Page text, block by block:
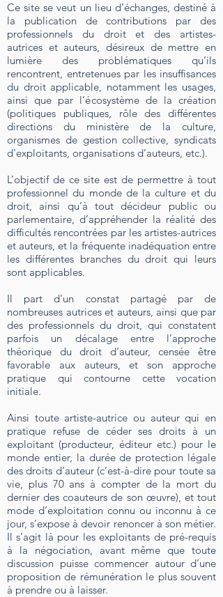
Ce site se veut un lieu d’échanges, destiné à
la publication de contributions par des
professionnels du droit et des artistes-
autrices et auteurs, désireux de mettre en
lumière des problématiques qu’ils
rencontrent, entretenues par les insuffisances
du droit applicable, notamment les usages,
ainsi que par l’écosystème de la création
(politiques publiques, rôle des différentes
directions du ministère de la culture,
organismes de gestion collective, syndicats
d'exploitants, organisations d’auteurs, etc.).
L’objectif de ce site est de permettre à tout
professionnel du monde de la culture et du
droit, ainsi qu’à tout décideur public ou
parlementaire, d’appréhender la réalité des
difficultés rencontrées par les artistes-autrices
et auteurs, et la fréquente inadéquation entre
les différentes branches du droit qui leurs
sont applicables.
Il part d'un constat partagé par de
nombreuses autrices et auteurs, ainsi que par
des professionnels du droit, qui constatent
parfois un décalage entre l’approche
théorique du droit d’auteur, censée être
favorable aux auteurs, et son approche
pratique qui contourne cette vocation
initiale.
Ainsi toute artiste-autrice ou auteur qui en
pratique refuse de céder ses droits à un
exploitant (producteur, éditeur etc.) pour le
monde entier, la durée de protection légale
des droits d’auteur (c’est-à-dire pour toute sa
vie, plus 70 ans à compter de la mort du
dernier des coauteurs de son œuvre), et tout
mode d’exploitation connu ou inconnu à ce
jour, s’expose à devoir renoncer à son métier.
Il s’agit là pour les exploitants de pré-requis
à la négociation, avant même que toute
discussion puisse commencer autour d’une
proposition de rémunération le plus souvent
à prendre ou à laisser.